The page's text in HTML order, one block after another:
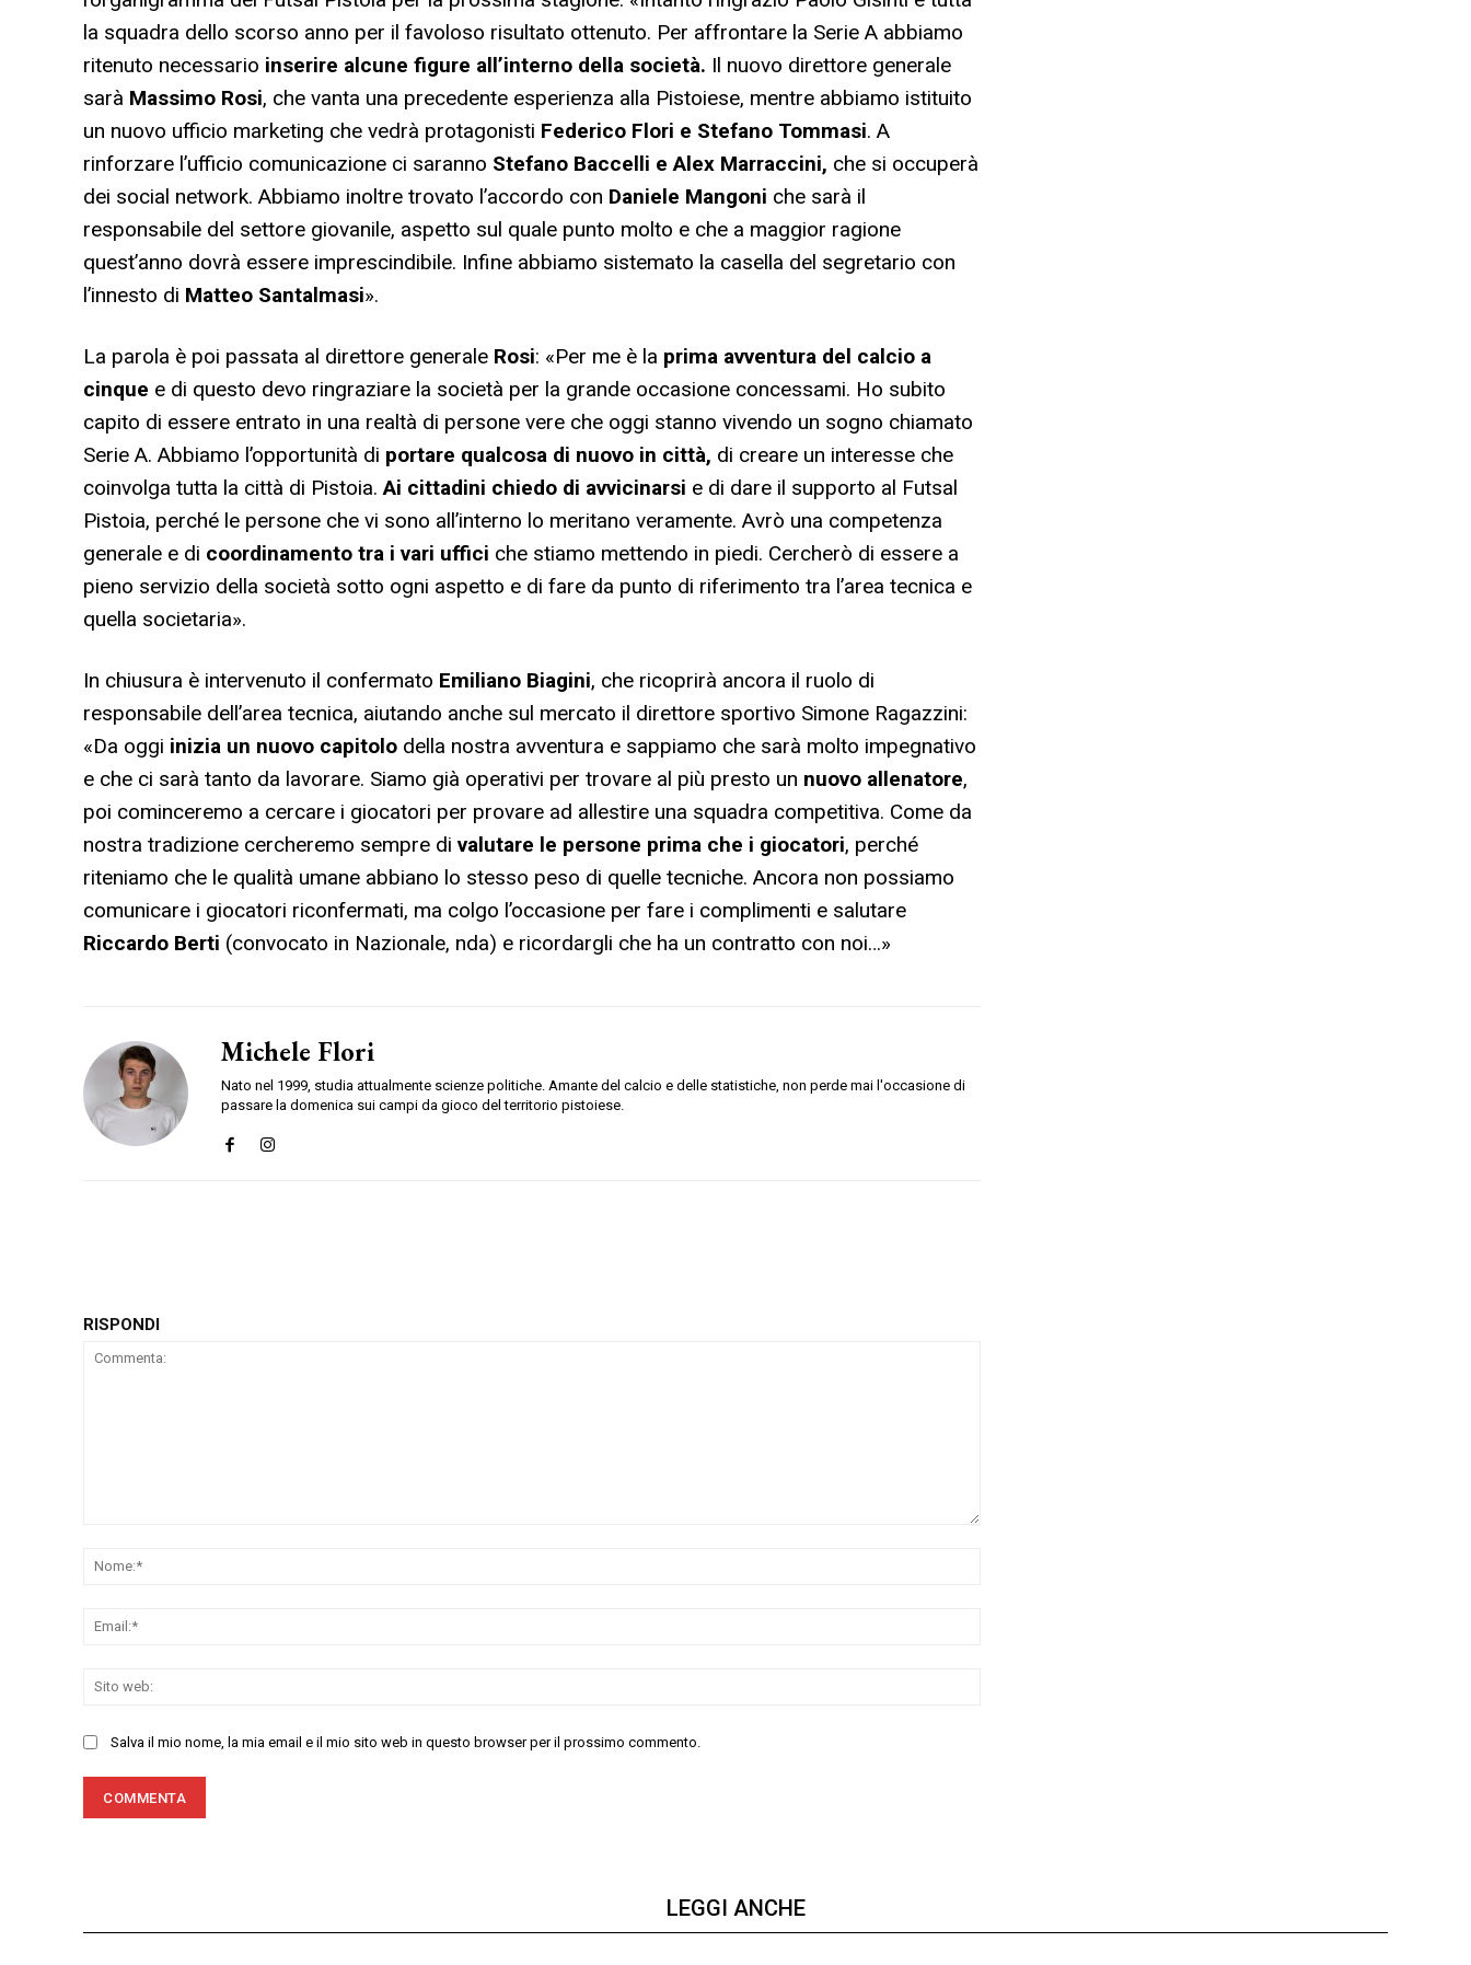
la squadra dello scorso anno per il favoloso risultato ottenuto. Per affrontare la Serie A abbiamo
ritenuto necessario inserire alcune figure all’interno della società. Il nuovo direttore generale
sarà Massimo Rosi, che vanta una precedente esperienza alla Pistoiese, mentre abbiamo istituito
un nuovo ufficio marketing che vedrà protagonisti Federico Flori e Stefano Tommasi. A
rinforzare l’ufficio comunicazione ci saranno Stefano Baccelli e Alex Marraccini, che si occuperà
dei social network. Abbiamo inoltre trovato l’accordo con Daniele Mangoni che sarà il
responsabile del settore giovanile, aspetto sul quale punto molto e che a maggior ragione
quest’anno dovrà essere imprescindibile. Infine abbiamo sistemato la casella del segretario con
l’innesto di Matteo Santalmasi».
La parola è poi passata al direttore generale Rosi: «Per me è la prima avventura del calcio a
cinque e di questo devo ringraziare la società per la grande occasione concessami. Ho subito
capito di essere entrato in una realtà di persone vere che oggi stanno vivendo un sogno chiamato
Serie A. Abbiamo l’opportunità di portare qualcosa di nuovo in città, di creare un interesse che
coinvolga tutta la città di Pistoia.Ai cittadini chiedo di avvicinarsi e di dare il supporto al Futsal
Pistoia, perché le persone che vi sono all’interno lo meritano veramente. Avrò una competenza
generale e di coordinamento tra i vari uffici che stiamo mettendo in piedi. Cercherò di essere a
pieno servizio della società sotto ogni aspetto e di fare da punto di riferimento tra l’area tecnica e
quella societaria».
In chiusura è intervenuto il confermato Emiliano Biagini, che ricoprirà ancora il ruolo di
responsabile dell’area tecnica, aiutando anche sul mercato il direttore sportivo Simone Ragazzini:
«Da oggi inizia un nuovo capitolo della nostra avventura e sappiamo che sarà molto impegnativo
e che ci sarà tanto da lavorare. Siamo già operativi per trovare al più presto un nuovo allenatore,
poi cominceremo a cercare i giocatori per provare ad allestire una squadra competitiva. Come da
nostra tradizione cercheremo sempre di valutare le persone prima che i giocatori, perché
riteniamo che le qualità umane abbiano lo stesso peso di quelle tecniche. Ancora non possiamo
comunicare i giocatori riconfermati, ma colgo l’occasione per fare i complimenti e salutare
Riccardo Berti (convocato in Nazionale, nda) e ricordargli che ha un contratto con noi…»
Michele Flori
Nato nel 1999, studia attualmente scienze politiche. Amante del calcio e delle statistiche, non perde mai l'occasione di
passare la domenica sui campi da gioco del territorio pistoiese.
RISPONDI
Salva il mio nome, la mia email e il mio sito web in questo browser per il prossimo commento.
LEGGI ANCHE